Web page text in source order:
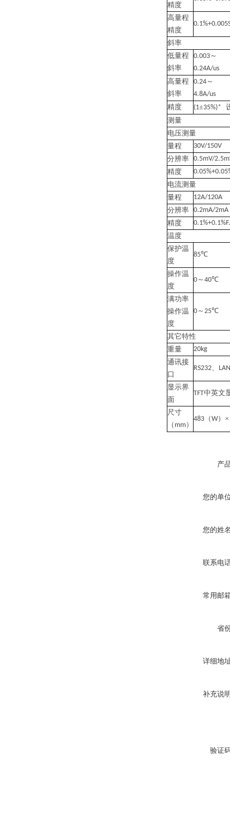
精度
高量程
精度
斜率
低量程
斜率
0.003 ～
0.24A/us
高量程
斜率
0.24 ～
4.8A/us
精度
(1±35%)*
测量
电压测量
量程
30V/150V
分辨率 0.5mV/
精度
电流测量
量程
12A/120A
分辨率 0.2mA/2mA
精度
温度
保护温
度
85℃
操作温
度
0 ～ 40℃
满功率
操作温
度
0 ～ 25℃
其它特性
重量
20kg
通讯接
口
RS232、 LAN
显示界
面
TFT中英文
尺寸
（ mm）
483 （W）×
产
您的单
您的姓
联系电
常用邮
省
详细地
补充说
验证